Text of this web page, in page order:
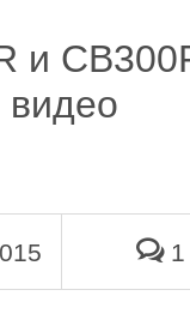
и
видео
1